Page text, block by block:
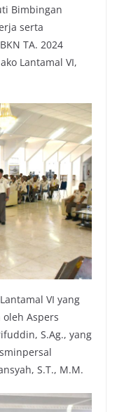
Bimbingan
serta
TA. 2024
Lantamal VI,
VI yang
Aspers
S.Ag., yang
S.T., M.M.